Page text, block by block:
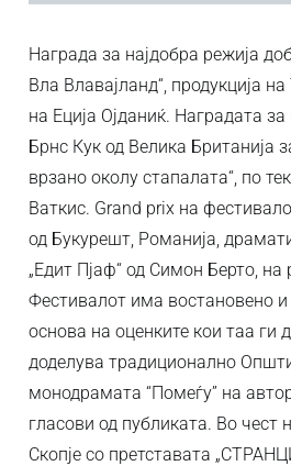
Награда за најдобра режија
Вла Влавајланд“, продукција
на Еција Ојданиќ. Наградата
Брнс Кук од Велика Британија
врзано околу стапалата“, по
Ваткис. Grand prix на
од Букурешт, Романија,
„Едит Пјаф“ од Симон Берто,
Фестивалот има востановено и
основа на оценките кои таа ги
доделува традиционално
монодрамата “Помеѓу” на
гласови од публиката. Во чест
Скопје со претставата